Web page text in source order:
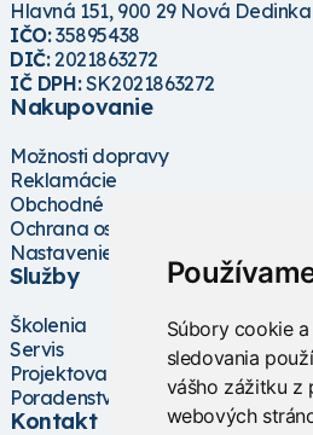
Súbory cookie
sledovania
vášho zážitku z
webových
Hlavná 151, 900 29 Nová Dedinka
IČO:35895438
DIČ:2021863272
IČ DPH:SK2021863272
Nakupovanie
Možnosti dopravy
Reklamácie
Obchodné podmienky
Ochrana osobných údajov
Nastavenie cookies
Služby
Školenia
Servis
Projektovanie
Poradenstvo
Kontakt